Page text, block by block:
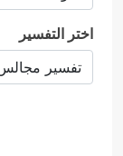
اختر التفسير